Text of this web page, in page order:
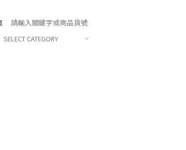
SELECT CATEGORY